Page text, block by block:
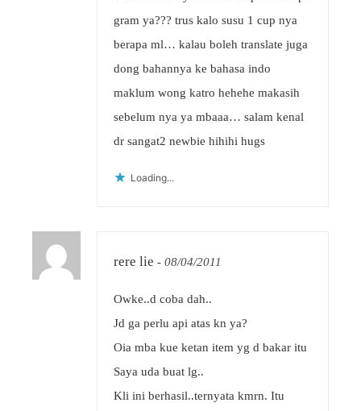
gram ya??? trus kalo susu 1 cup nya
berapa ml… kalau boleh translate juga
dong bahannya ke bahasa indo
maklum wong katro hehehe makasih
sebelum nya ya mbaaa… salam kenal
dr sangat2 newbie hihihi hugs
Loading...
rere lie - 08/04/2011
Owke..d coba dah..
Jd ga perlu api atas kn ya?
Oia mba kue ketan item yg d bakar itu
Saya uda buat lg..
Kli ini berhasil..ternyata kmrn. Itu